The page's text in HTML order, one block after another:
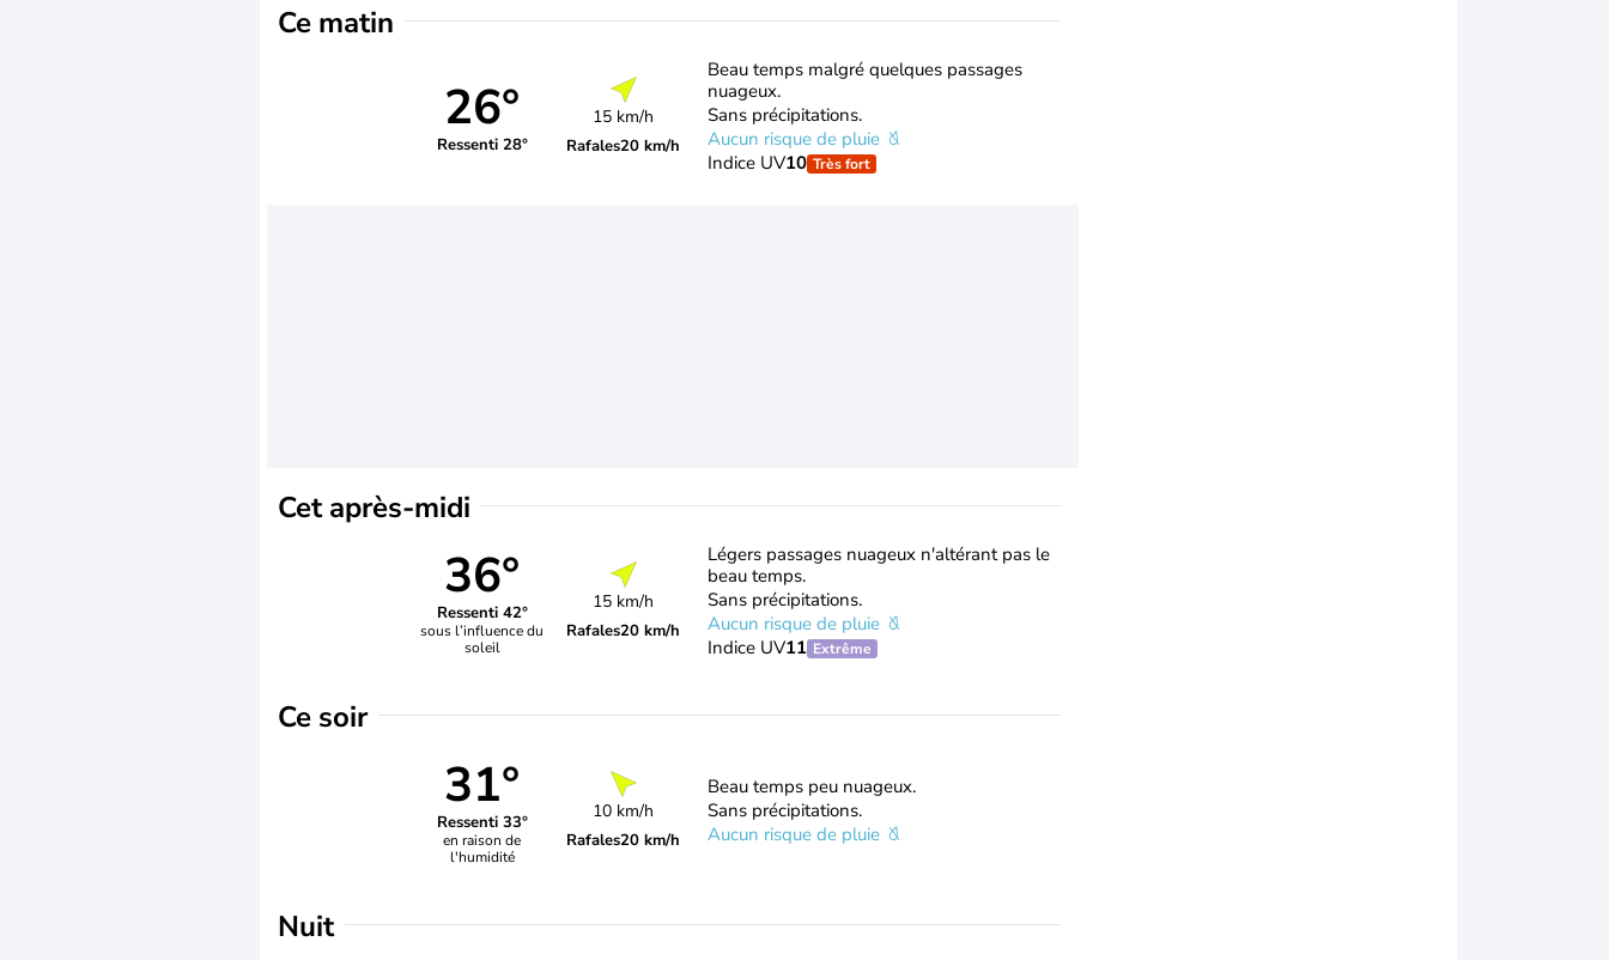
Ce matin
26°
Ressenti 28°
15 km/h
Rafales20 km/h
Beau temps malgré quelques passages
nuageux.
Sans précipitations.
Aucun risque de pluie
Indice UV10 Très fort
Cet après-midi
36°
Ressenti 42°
sous l’influence du
soleil
15 km/h
Rafales20 km/h
Légers passages nuageux n'altérant pas le
beau temps.
Sans précipitations.
Aucun risque de pluie
Indice UV11 Extrême
Ce soir
31°
Ressenti 33°
en raison de
l'humidité
10 km/h
Rafales20 km/h
Beau temps peu nuageux.
Sans précipitations.
Aucun risque de pluie
Nuit